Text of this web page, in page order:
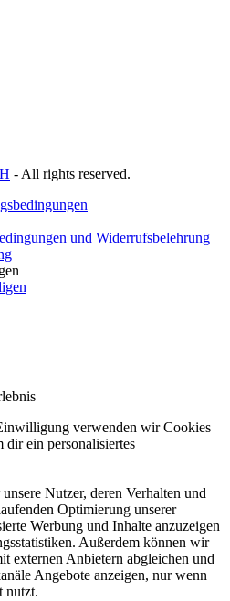
- All rights reserved.
und Widerrufsbelehrung
verwenden wir Cookies
dir ein personalisiertes
Nutzer, deren Verhalten und
Optimierung unserer
Werbung und Inhalte anzuzeigen
Außerdem können wir
externen Anbietern abgleichen und
Angebote anzeigen, nur wenn
nutzt.